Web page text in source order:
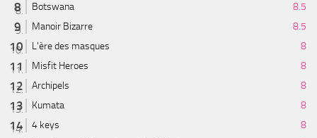
Botswana
8.5
Manoir Bizarre
8.5
L'ère des masques
8
Misfit Heroes
8
Archipels
8
Kumata
8
4 keys
8